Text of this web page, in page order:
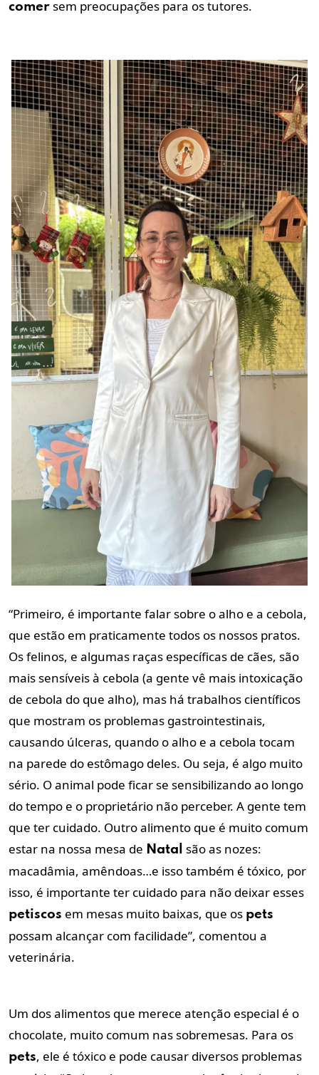
comer sem preocupações para os tutores.
“Primeiro, é importante falar sobre o alho e a cebola,
que estão em praticamente todos os nossos pratos.
Os felinos, e algumas raças específicas de cães, são
mais sensíveis à cebola (a gente vê mais intoxicação
de cebola do que alho), mas há trabalhos científicos
que mostram os problemas gastrointestinais,
causando úlceras, quando o alho e a cebola tocam
na parede do estômago deles. Ou seja, é algo muito
sério. O animal pode ficar se sensibilizando ao longo
do tempo e o proprietário não perceber. A gente tem
que ter cuidado. Outro alimento que é muito comum
estar na nossa mesa de Natal são as nozes:
macadâmia, amêndoas…e isso também é tóxico, por
isso, é importante ter cuidado para não deixar esses
petiscos em mesas muito baixas, que os pets
possam alcançar com facilidade”, comentou a
veterinária.
Um dos alimentos que merece atenção especial é o
chocolate, muito comum nas sobremesas. Para os
pets, ele é tóxico e pode causar diversos problemas